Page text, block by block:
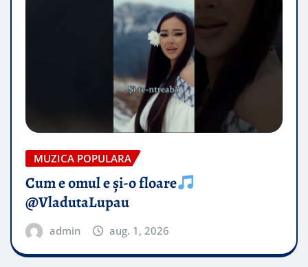
MUZICA POPULARA
Cum e omul e și-o floare
@VladutaLupau
admin aug. 1, 2026